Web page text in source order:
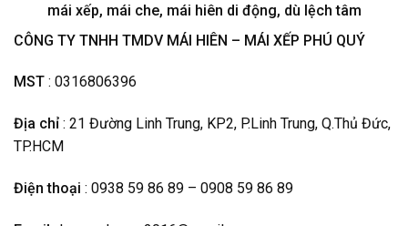
mái xếp, mái che, mái hiên di động, dù lệch tâm
CÔNG TY TNHH TMDV MÁI HIÊN – MÁI XẾP PHÚ QUÝ
MST : 0316806396
Địa chỉ : 21 Đường Linh Trung, KP2, P.Linh Trung, Q.Thủ Đức,
TP.HCM
Điện thoại : 0938 59 86 89 – 0908 59 86 89